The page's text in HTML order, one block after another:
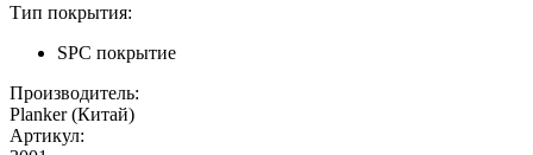
Тип покрытия:
SPC покрытие
Производитель:
Planker (Китай)
Артикул: